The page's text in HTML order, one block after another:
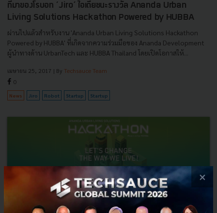
ที่มาของโรบอท ‘Jiro’ ไอเดียชนะรางวัล Ananda Urban
Living Solutions Hackathon Powered by HUBBA
ผ่านไปแล้วสำหรับงาน 'Ananda Urban Living Solutions Hackathon
Powered by HUBBA' ที่เกิดจากความร่วมมือของ Ananda Development
ผู้นำทางด้าน UrbanTech และ HUBBA Thailand โดยเปิดโอกาสให้...
เมษายน 25, 2017 | By Techsauce Team
0
News Jiro Robot Startup Startup
เปิดรับสมัครแล้ว งาน Hackathon ในธีม Urban Living
×